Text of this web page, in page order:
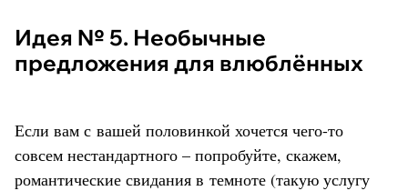
Идея № 5. Необычные
предложения для влюблённых
Если вам с вашей половинкой хочется чего-то
совсем нестандартного – попробуйте, скажем,
романтические свидания в темноте (такую услугу